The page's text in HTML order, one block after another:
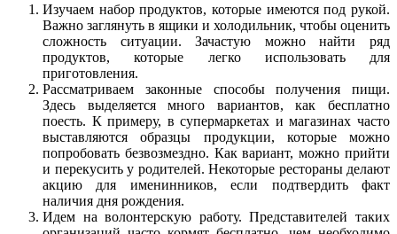
Изучаем набор продуктов, которые имеются под рукой.
Важно заглянуть в ящики и холодильник, чтобы оценить
сложность ситуации. Зачастую можно найти ряд
продуктов, которые легко использовать для
приготовления.
Рассматриваем законные способы получения пищи.
Здесь выделяется много вариантов, как бесплатно
поесть. К примеру, в супермаркетах и магазинах часто
выставляются образцы продукции, которые можно
попробовать безвозмездно. Как вариант, можно прийти
и перекусить у родителей. Некоторые рестораны делают
акцию для именинников, если подтвердить факт
наличия дня рождения.
Идем на волонтерскую работу. Представителей таких